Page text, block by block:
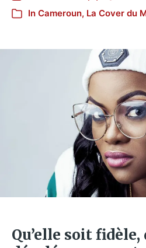
In Cameroun, La Cover du
Qu’elle soit